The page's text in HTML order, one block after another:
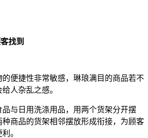
找到
便捷性非常敏感，琳琅满目的商品若不
人杂乱之感。
与日用洗涤用品，用两个货架分开摆
商品的货架相邻摆放形成衔接，为顾客
。